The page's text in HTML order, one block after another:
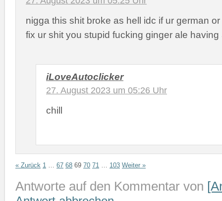
nigga this shit broke as hell idc if ur german
fix ur shit you stupid fucking ginger ale having
iLoveAutoclicker
27. August 2023 um 05:26 Uhr
chill
« Zurück 1 67 68 69 70 71 103 Weiter »
Antworte auf den Kommentar von